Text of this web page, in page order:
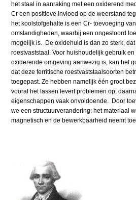
het staal in aanraking met een oxiderend
Cr een positieve invloed op de weerstand
het koolstofgehalte is een Cr- toevoeging
omstandigheden, waarbij een ongestoord
mogelijk is. De oxidehuid is dan zo sterk,
roestvaststaal. Voor huishoudelijk gebruik
oxiderende omgeving aanwezig is, kan het
dat deze ferritische roestvaststaalsoorten
toegepast. Ze hebben namelijk één groot
vooral het lassen levert problemen op,
eigenschappen vaak onvoldoende. Door
we een structuurverandering: het materiaal
magnetisch en de bewerkbaarheid neemt toe